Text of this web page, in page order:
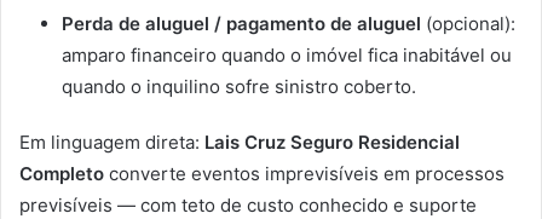
Perda de aluguel / pagamento de aluguel (opcional):
amparo financeiro quando o imóvel fica inabitável ou
quando o inquilino sofre sinistro coberto.
Em linguagem direta: Lais Cruz Seguro Residencial
Completo converte eventos imprevisíveis em processos
previsíveis — com teto de custo conhecido e suporte